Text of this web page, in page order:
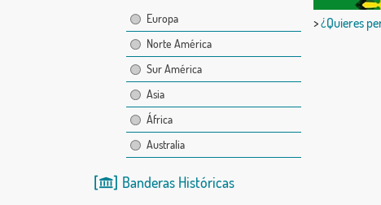
Europa
Norte América
Sur América
Asia
África
Australia
Banderas Históricas
>¿Quieres